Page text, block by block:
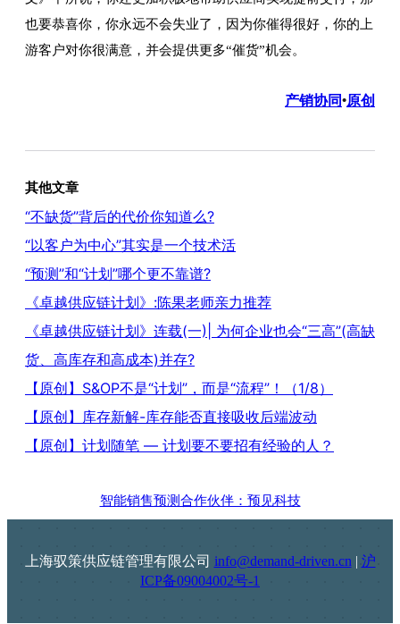
也要恭喜你，你永远不会失业了，因为你催得很好，你的上
游客户对你很满意，并会提供更多“催货”机会。
产销协同•原创
其他文章
“不缺货”背后的代价你知道么?
“以客户为中心”其实是一个技术活
“预测”和“计划”哪个更不靠谱?
《卓越供应链计划》:陈果老师亲力推荐
《卓越供应链计划》连载(一)| 为何企业也会“三高”(高缺
货、高库存和高成本)并存?
【原创】S&OP不是“计划”，而是“流程”！（1/8）
【原创】库存新解-库存能否直接吸收后端波动
【原创】计划随笔 — 计划要不要招有经验的人？
智能销售预测合作伙伴：预见科技
上海驭策供应链管理有限公司 info@demand-driven.cn | 沪
ICP备09004002号-1